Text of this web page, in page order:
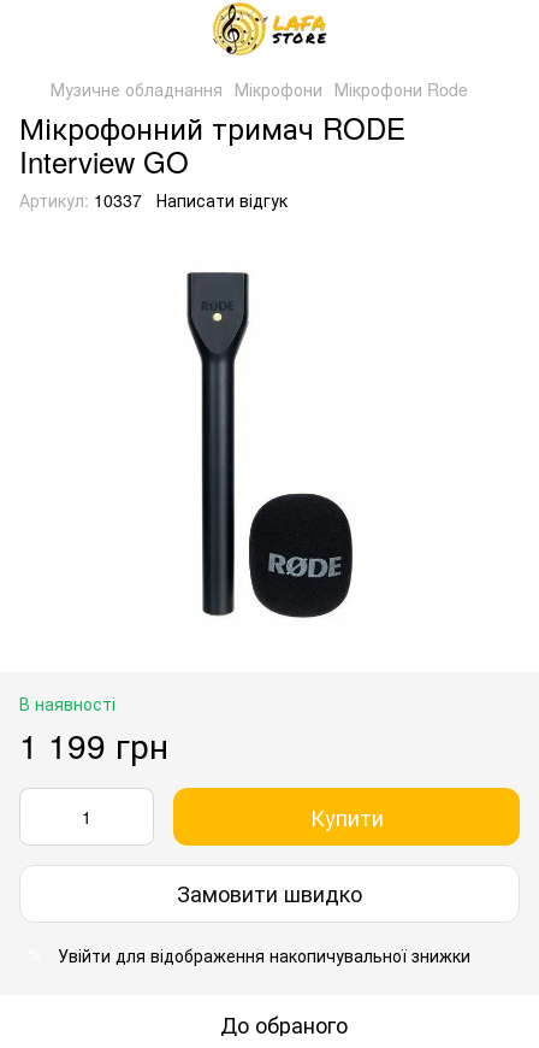
Музичне обладнання Мікрофони Мікрофони Rode
Мікрофонний тримач RODE
Interview GO
Артикул: 10337 Написати відгук
В наявності
1 199 грн
Купити
Замовити швидко
Увійти для відображення накопичувальної знижки
До обраного